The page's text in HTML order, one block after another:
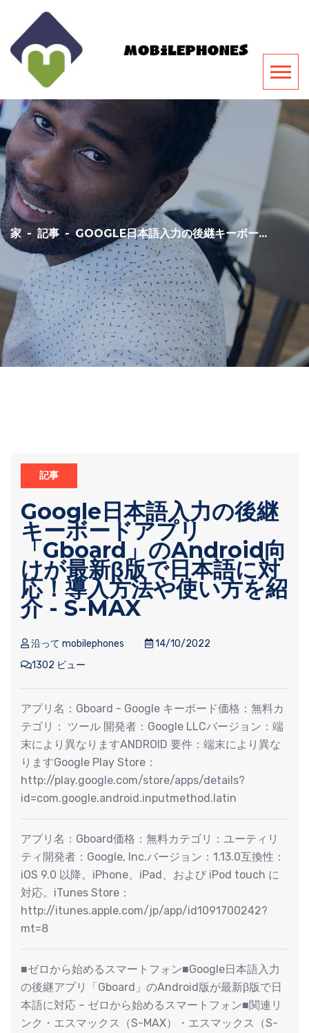
家 - 記事 - GOOGLE日本語入力の後継キーボー...
記事
Google日本語入力の後継
キーボードアプリ
「Gboard」のAndroid向
けが最新β版で日本語に対
応！導入方法や使い方を紹
介 - S-MAX
沿って mobilephones
14/10/2022
1302 ビュー
アプリ名：Gboard - Google キーボード価格：無料カ
テゴリ： ツール 開発者：Google LLCバージョン：端
末により異なりますANDROID 要件：端末により異な
りますGoogle Play Store：
http://play.google.com/store/apps/details?
id=com.google.android.inputmethod.latin
アプリ名：Gboard価格：無料カテゴリ：ユーティリ
ティ開発者：Google, Inc.バージョン：1.13.0互換性：
iOS 9.0 以降。iPhone、iPad、および iPod touch に
対応。iTunes Store：
http://itunes.apple.com/jp/app/id1091700242?
mt=8
■ゼロから始めるスマートフォン■Google日本語入力
の後継アプリ「Gboard」のAndroid版が最新β版で日
本語に対応 – ゼロから始めるスマートフォン■関連リ
ンク・エスマックス（S-MAX）・エスマックス（S-